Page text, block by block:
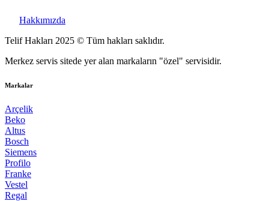
Hakkımızda
Telif Hakları 2025 © Tüm hakları saklıdır.
Merkez servis sitede yer alan markaların "özel" servisidir.
Markalar
Arçelik
Beko
Altus
Bosch
Siemens
Profilo
Franke
Vestel
Regal